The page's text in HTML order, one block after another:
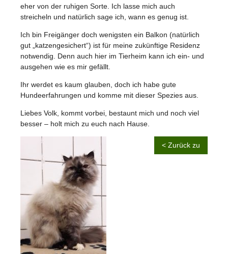
eher von der ruhigen Sorte. Ich lasse mich auch
streicheln und natürlich sage ich, wann es genug ist.
Ich bin Freigänger doch wenigsten ein Balkon (natürlich
gut „katzengesichert“) ist für meine zukünftige Residenz
notwendig. Denn auch hier im Tierheim kann ich ein- und
ausgehen wie es mir gefällt.
Ihr werdet es kaum glauben, doch ich habe gute
Hundeerfahrungen und komme mit dieser Spezies aus.
Liebes Volk, kommt vorbei, bestaunt mich und noch viel
besser – holt mich zu euch nach Hause.
< Zurück zu